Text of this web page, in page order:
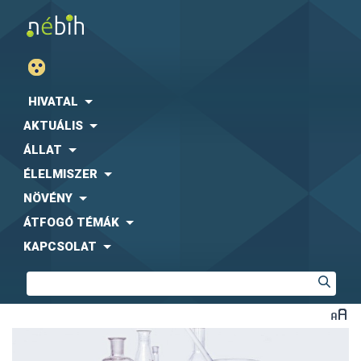
HIVATAL
AKTUÁLIS
ÁLLAT
ÉLELMISZER
NÖVÉNY
ÁTFOGÓ TÉMÁK
KAPCSOLAT